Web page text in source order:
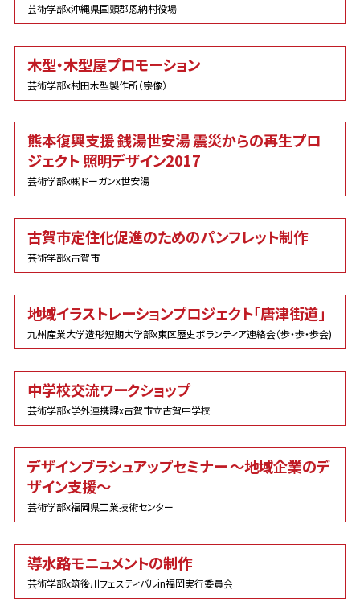
芸術学部x沖縄県国頭郡恩納村役場
木型・木型屋プロモーション
芸術学部x村田木型製作所（宗像）
熊本復興支援 銭湯世安湯 震災からの再生プロ
ジェクト 照明デザイン2017
芸術学部x㈱ドーガンx世安湯
古賀市定住化促進のためのパンフレット制作
芸術学部x古賀市
地域イラストレーションプロジェクト「唐津街道」
九州産業大学造形短期大学部x東区歴史ボランティア連絡会（歩・歩・歩会)
中学校交流ワークショップ
芸術学部x学外連携課x古賀市立古賀中学校
デザインブラシュアップセミナー 〜地域企業のデ
ザイン支援〜
芸術学部x福岡県工業技術センター
導水路モニュメントの制作
芸術学部x筑後川フェスティバルin福岡実行委員会